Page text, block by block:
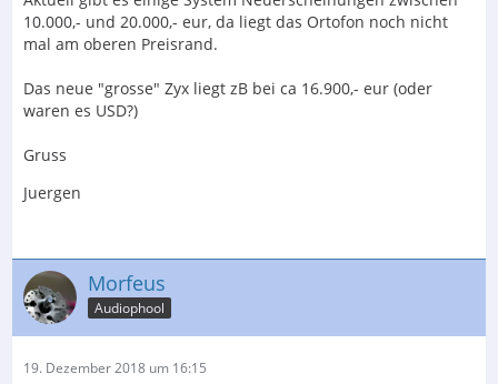
10.000,- und 20.000,- eur, da liegt das Ortofon noch nicht
mal am oberen Preisrand.
Das neue "grosse" Zyx liegt zB bei ca 16.900,- eur (oder
waren es USD?)
Gruss
Juergen
Morfeus
Audiophool
19. Dezember 2018 um 16:15